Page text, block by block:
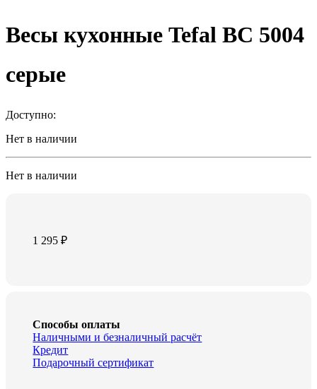
Весы кухонные Tefal BC 5004
серые
Доступно:
Нет в наличии
Нет в наличии
1 295₽
Способы оплаты
Наличными и безналичный расчёт
Кредит
Подарочный сертификат